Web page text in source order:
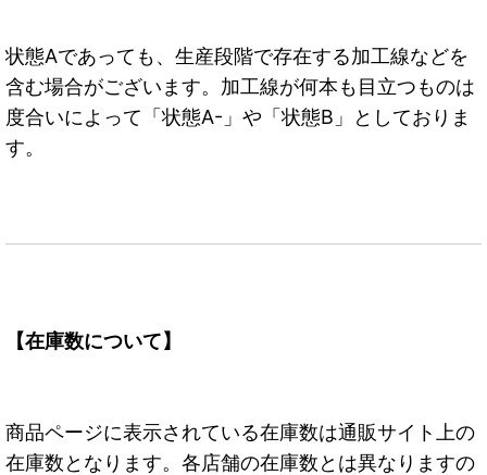
状態Aであっても、生産段階で存在する加工線などを
含む場合がございます。加工線が何本も目立つものは
度合いによって「状態A-」や「状態B」としておりま
す。
【在庫数について】
商品ページに表示されている在庫数は通販サイト上の
在庫数となります。各店舗の在庫数とは異なりますの